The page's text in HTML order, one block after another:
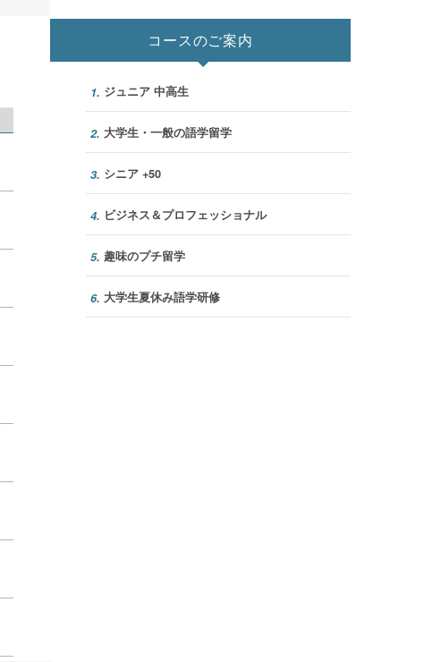
コースのご案内
1. ジュニア 中高生
2. 大学生・一般の語学留学
3. シニア +50
4. ビジネス＆プロフェッショナル
5. 趣味のプチ留学
6. 大学生夏休み語学研修